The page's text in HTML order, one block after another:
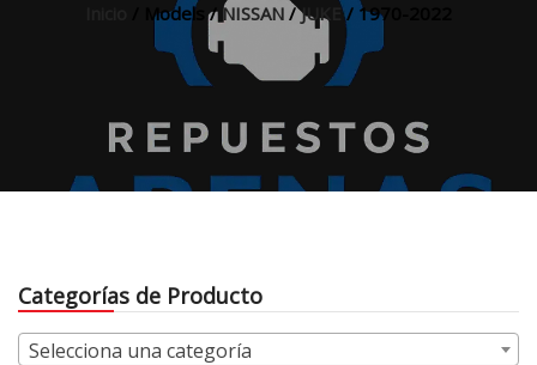
/ Models / NISSAN /JUKE/ 1970-2022
Categorías de Producto
Selecciona una categoría